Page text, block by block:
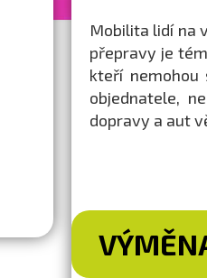
Mobilita lidí na
přepravy je
kteří
objednatele,
dopravy a aut